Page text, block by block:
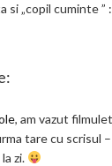
si „copil cuminte ”
, am vazut
tare cu scrisul
zi.